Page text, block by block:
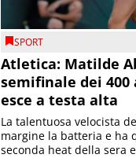
SPORT
Atletica: Matilde
semifinale dei 400
esce a testa alta
La talentuosa velocista
margine la batteria e ha
seconda heat della sera